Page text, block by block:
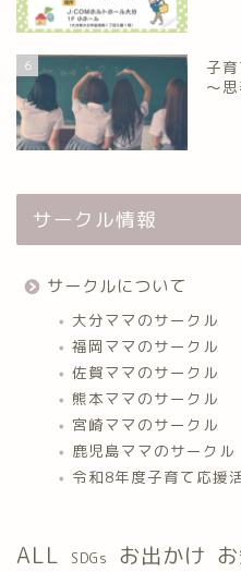
6
子
～
サークル情報
サークルについて
大分ママのサークル
福岡ママのサークル
佐賀ママのサークル
熊本ママのサークル
宮崎ママのサークル
鹿児島ママのサークル
令和8年度子育て応援
ALL SDGs お出かけ